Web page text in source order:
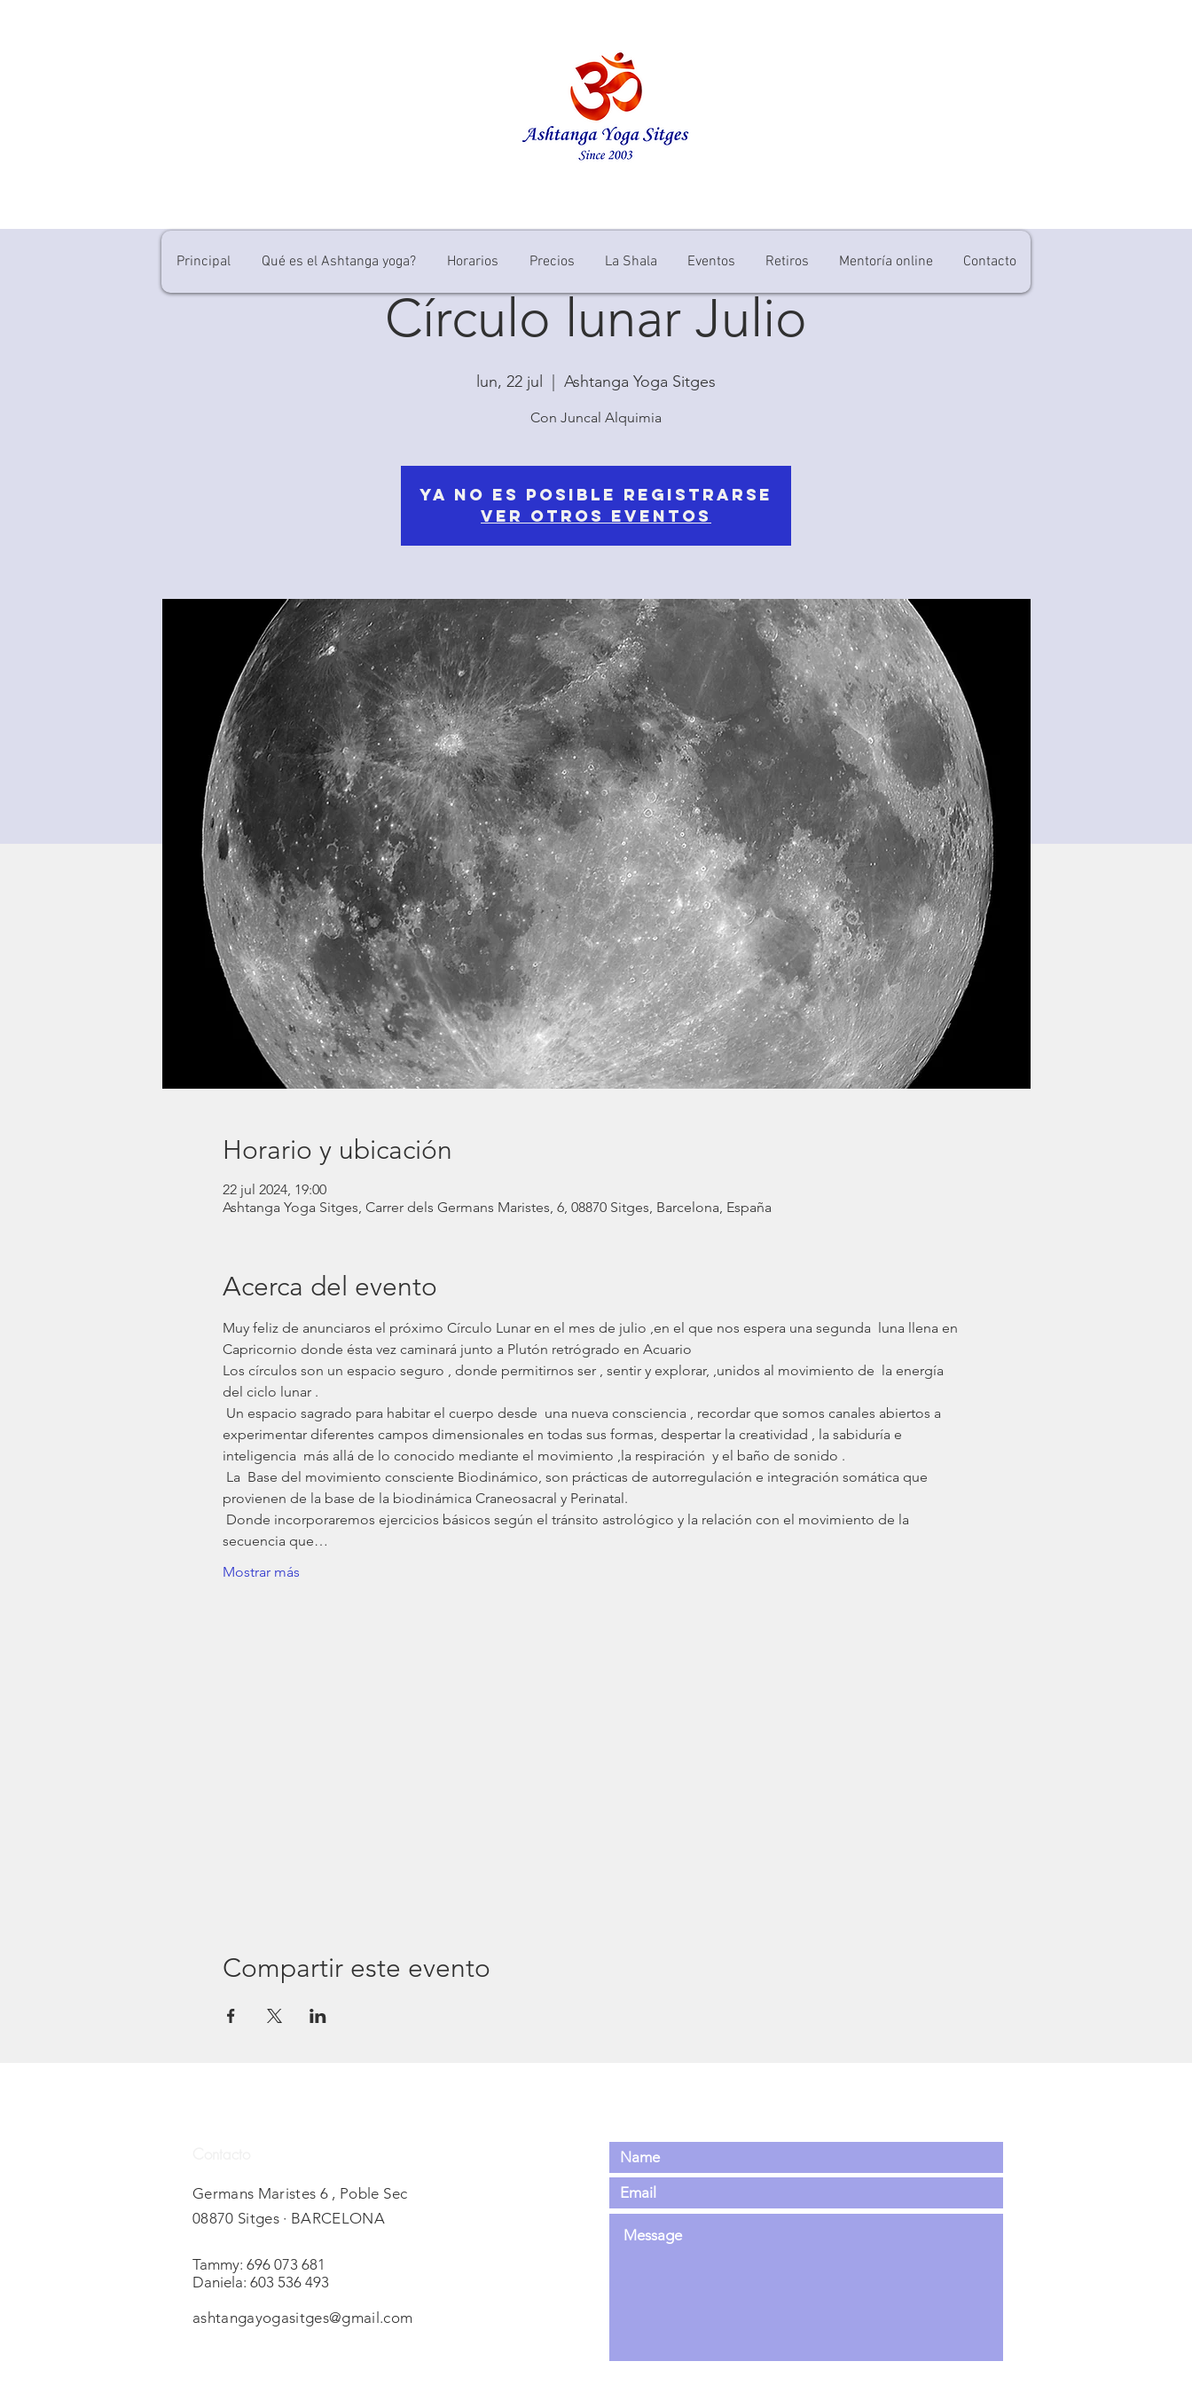
Círculo lunar Julio
lun, 22 jul Ashtanga Yoga Sitges
Con Juncal Alquimia
Ya no es posible registrarse
Ver otros eventos
Horario y ubicación
22 jul 2024, 19:00
Ashtanga Yoga Sitges, Carrer dels Germans Maristes, 6, 08870 Sitges, Barcelona, España
Acerca del evento
Muy feliz de anunciaros el próximo Círculo Lunar en el mes de julio ,en el que nos espera una segunda  luna llena en
Capricornio donde ésta vez caminará junto a Plutón retrógrado en Acuario
Los círculos son un espacio seguro , donde permitirnos ser , sentir y explorar, ,unidos al movimiento de  la energía
del ciclo lunar .
experimentar diferentes campos dimensionales en todas sus formas, despertar la creatividad , la sabiduría e
inteligencia  más allá de lo conocido mediante el movimiento ,la respiración  y el baño de sonido .
La  Base del movimiento consciente Biodinámico, son prácticas de autorregulación e integración somática que
provienen de la base de la biodinámica Craneosacral y Perinatal.
Donde incorporaremos ejercicios básicos según el tránsito astrológico y la relación con el movimiento de la
secuencia que…
Mostrar más
Compartir este evento
Principal Qué es el Ashtanga yoga? Horarios Precios La Shala Eventos Retiros Mentoría online Contacto
Germans Maristes 6 , Poble Sec
08870 Sitges · BARCELONA
Tammy: 696 073 681
Daniela: 603 536 493
ashtangayogasitges@gmail.com